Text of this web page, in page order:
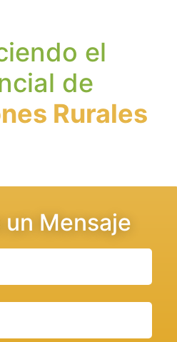
el
de
Rurales
un Mensaje